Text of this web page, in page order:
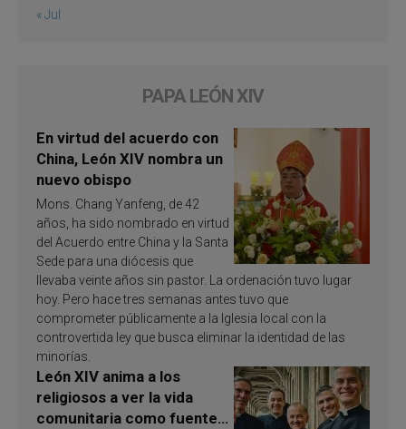
« Jul
PAPA LEÓN XIV
En virtud del acuerdo con
China, León XIV nombra un
nuevo obispo
Mons. Chang Yanfeng, de 42
años, ha sido nombrado en virtud
del Acuerdo entre China y la Santa
Sede para una diócesis que
llevaba veinte años sin pastor. La ordenación tuvo lugar
hoy. Pero hace tres semanas antes tuvo que
comprometer públicamente a la Iglesia local con la
controvertida ley que busca eliminar la identidad de las
minorías.
León XIV anima a los
religiosos a ver la vida
comunitaria como fuente